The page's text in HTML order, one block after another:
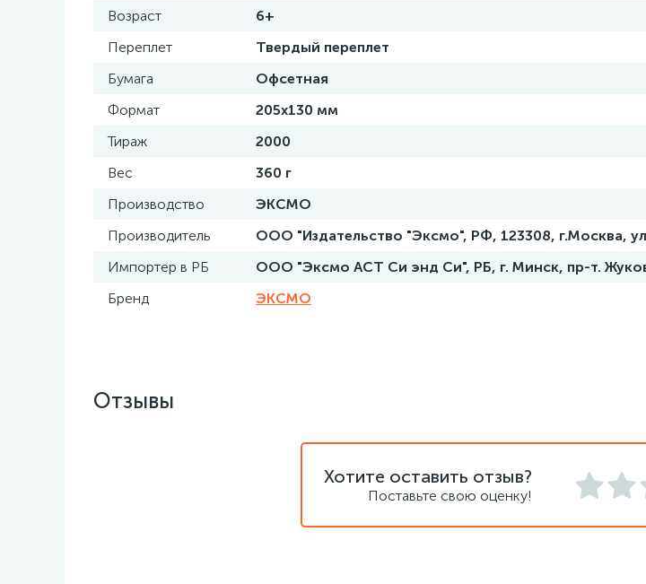
Возраст
6+
Переплет
Твердый переплет
Бумага
Офсетная
Формат
205x130 мм
Тираж
2000
Вес
360 г
Производство
ЭКСМО
Производитель
ООО "Издательство "Эксмо", РФ, 123308, г.Москва,
Импортер в РБ
ООО "Эксмо АСТ Си энд Си", РБ, г. Минск, пр-т.
Бренд
ЭКСМО
Отзывы
Хотите оставить отзыв?
Поставьте свою оценку!